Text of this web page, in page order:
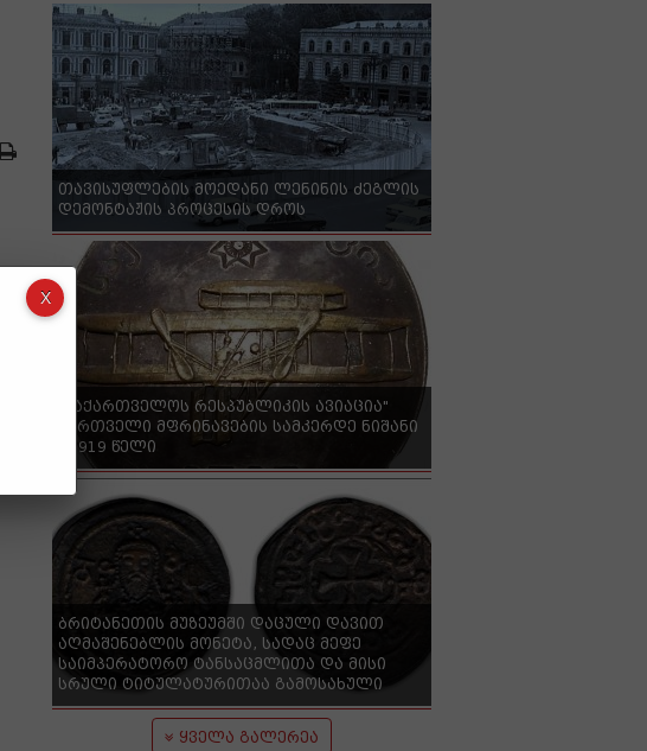
თავისუფლების მოედანი ლენინის ძეგლის
დემონტაჟის პროცესის დროს
"საქართველოს რესპუბლიკის ავიაცია"
ქართველი მფრინავების სამკერდე ნიშანი
- 1919 წელი
ბრიტანეთის მუზეუმში დაცული დავით
აღმაშენებლის მონეტა, სადაც მეფე
საიმპერატორო ტანსაცმლითა და მისი
სრული ტიტულატურითაა გამოსახული
ყველა გალერეა